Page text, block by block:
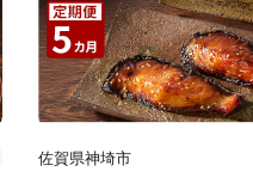
佐賀県神埼市